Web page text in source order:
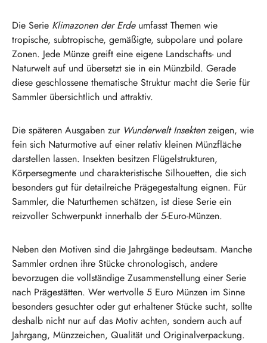
Die Serie Klimazonen der Erdeumfasst Themen wie
tropische, subtropische, gemäßigte, subpolare und polare
Zonen. Jede Münze greift eine eigene Landschafts- und
Naturwelt auf und übersetzt sie in ein Münzbild. Gerade
diese geschlossene thematische Struktur macht die Serie für
Sammler übersichtlich und attraktiv.
Die späteren Ausgaben zur Wunderwelt Insektenzeigen, wie
fein sich Naturmotive auf einer relativ kleinen Münzfläche
darstellen lassen. Insekten besitzen Flügelstrukturen,
Körpersegmente und charakteristische Silhouetten, die sich
besonders gut für detailreiche Prägegestaltung eignen. Für
Sammler, die Naturthemen schätzen, ist diese Serie ein
reizvoller Schwerpunkt innerhalb der 5-Euro-Münzen.
Neben den Motiven sind die Jahrgänge bedeutsam. Manche
Sammler ordnen ihre Stücke chronologisch, andere
bevorzugen die vollständige Zusammenstellung einer Serie
nach Prägestätten. Wer wertvolle 5 Euro Münzen im Sinne
besonders gesuchter oder gut erhaltener Stücke sucht, sollte
deshalb nicht nur auf das Motiv achten, sondern auch auf
Jahrgang, Münzzeichen, Qualität und Originalverpackung.